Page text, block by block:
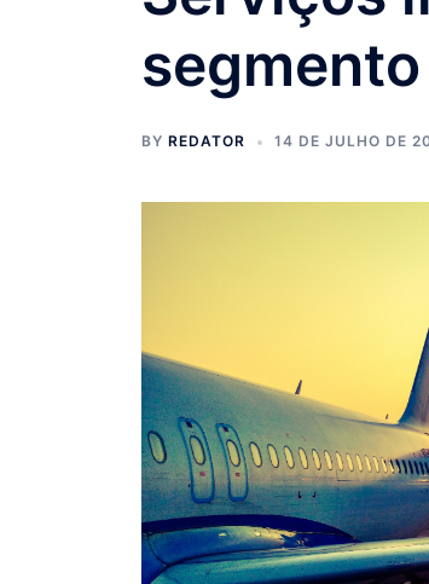
BY REDATOR 14 DE JULHO DE